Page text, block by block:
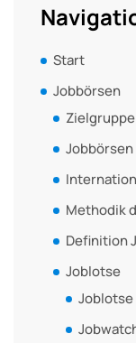
Start
Jobbörsen
Jobbörsen
Methodik
Definition
Joblotse
Joblotse